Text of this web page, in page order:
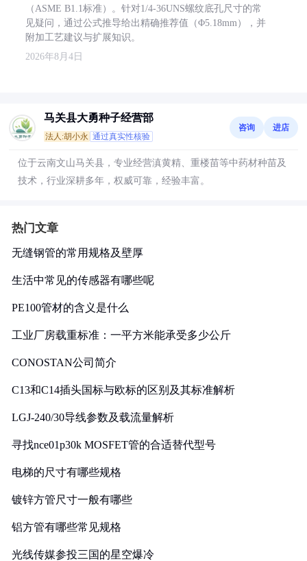
（ASME B1.1标准）。针对1/4-36UNS螺纹底孔尺寸的常
见疑问，通过公式推导给出精确推荐值（Φ5.18mm），并
附加工艺建议与扩展知识。
2026年8月4日
马关县大勇种子经营部
法人:胡小永 通过真实性核验
咨询 进店
位于云南文山马关县，专业经营滇黄精、重楼苗等中药材种苗及
技术，行业深耕多年，权威可靠，经验丰富。
热门文章
无缝钢管的常用规格及壁厚
生活中常见的传感器有哪些呢
PE100管材的含义是什么
工业厂房载重标准：一平方米能承受多少公斤
CONOSTAN公司简介
C13和C14插头国标与欧标的区别及其标准解析
LGJ-240/30导线参数及载流量解析
寻找nce01p30k MOSFET管的合适替代型号
电梯的尺寸有哪些规格
镀锌方管尺寸一般有哪些
铝方管有哪些常见规格
光线传媒参投三国的星空爆冷